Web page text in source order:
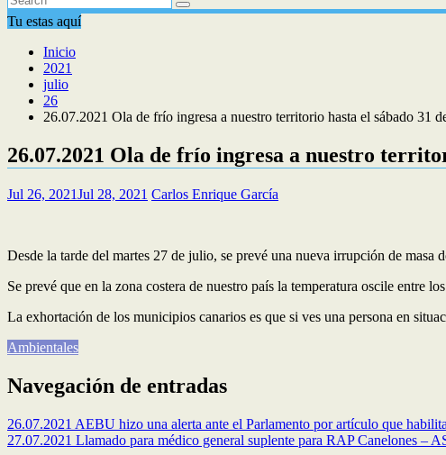
Tu estas aquí
Inicio
2021
julio
26
26.07.2021 Ola de frío ingresa a nuestro territorio hasta el sábado 31
26.07.2021 Ola de frío ingresa a nuestro
Jul 26, 2021Jul 28, 2021 Carlos Enrique García
Desde la tarde del martes 27 de julio, se prevé una nueva irrupción de masa
Se prevé que en la zona costera de nuestro país la temperatura oscile entre
La exhortación de los municipios canarios es que si ves una persona en
Ambientales
Navegación de entradas
26.07.2021 AEBU hizo una alerta ante el Parlamento por artículo que
27.07.2021 Llamado para médico general suplente para RAP Canelones –